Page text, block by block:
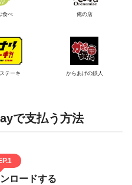
食べ 俺の店
テーキ からあげの鉄人
で支払う方法
ロードする